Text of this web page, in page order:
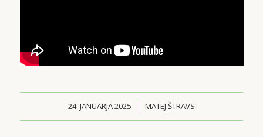
24. JANUARJA 2025
/ MATEJ ŠTRAVS